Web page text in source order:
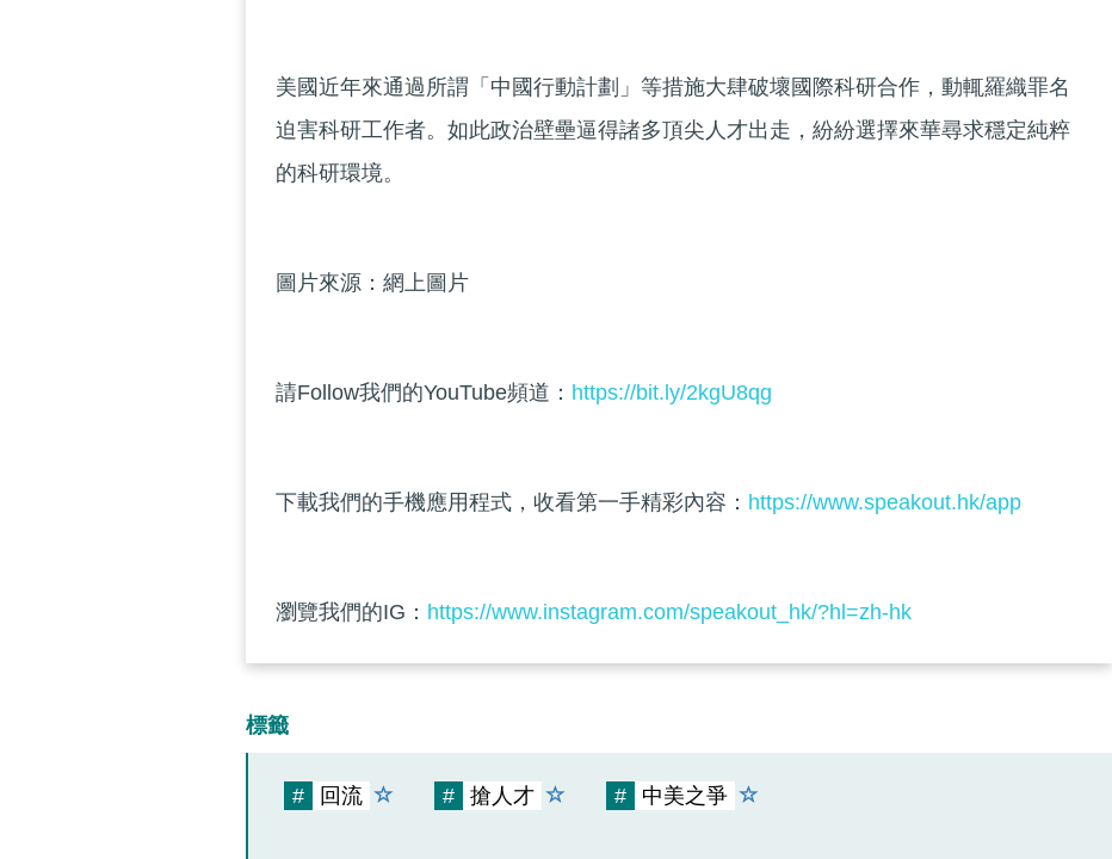
美國近年來通過所謂「中國行動計劃」等措施大肆破壞國際科研合作，動輒羅織罪名
迫害科研工作者。如此政治壁壘逼得諸多頂尖人才出走，紛紛選擇來華尋求穩定純粹
的科研環境。
圖片來源：網上圖片
請Follow我們的YouTube頻道： https://bit.ly/2kgU8qg
下載我們的手機應用程式，收看第一手精彩內容： https://www.speakout.hk/app
瀏覽我們的IG： https://www.instagram.com/speakout_hk/?hl=zh-hk
標籤
# 回流 # 搶人才 # 中美之爭